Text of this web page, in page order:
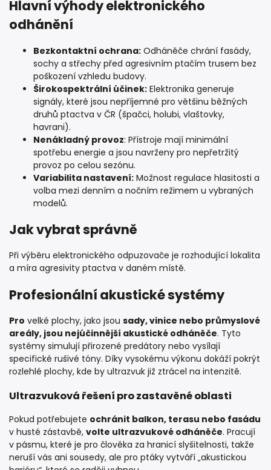
Hlavní výhody elektronického
odhánění
Bezkontaktní ochrana: Odháněče chrání fasády,
sochy a střechy před agresivním ptačím trusem bez
poškození vzhledu budovy.
Širokospektrální účinek: Elektronika generuje
signály, které jsou nepříjemné pro většinu běžných
druhů ptactva v ČR (špačci, holubi, vlaštovky,
havrani).
Nenákladný provoz: Přístroje mají minimální
spotřebu energie a jsou navrženy pro nepřetržitý
provoz po celou sezónu.
Variabilita nastavení: Možnost regulace hlasitosti a
volba mezi denním a nočním režimem u vybraných
modelů.
Jak vybrat správně
Při výběru elektronického odpuzovače je rozhodující lokalita
a míra agresivity ptactva v daném místě.
Profesionální akustické systémy
Pro velké plochy, jako jsou sady, vinice nebo průmyslové
areály, jsou nejúčinnější akustické odháněče. Tyto
systémy simulují přirozené predátory nebo vysílají
specifické rušivé tóny. Díky vysokému výkonu dokáží pokrýt
rozlehlé plochy, kde by ultrazvuk již ztrácel na intenzitě.
Ultrazvuková řešení pro zastavěné oblasti
Pokud potřebujete ochránit balkon, terasu nebo fasádu
v husté zástavbě, volte ultrazvukové odháněče. Pracují
v pásmu, které je pro člověka za hranicí slyšitelnosti, takže
neruší vás ani sousedy, ale pro ptáky vytváří „akustickou